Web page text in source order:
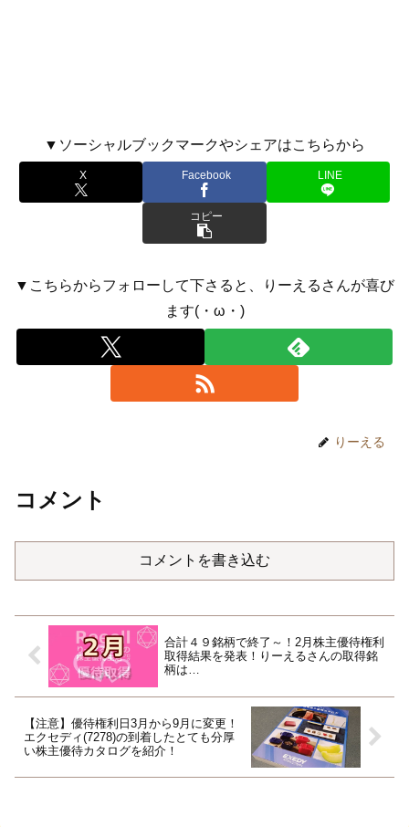
▼ソーシャルブックマークやシェアはこちらから
X Facebook LINE
コピー
▼こちらからフォローして下さると、りーえるさんが喜び
ます(・ω・)
りーえる
コメント
コメントを書き込む
合計４９銘柄で終了～！2月株主優待権利
取得結果を発表！りーえるさんの取得銘
柄は…
【注意】優待権利日3月から9月に変更！
エクセディ(7278)の到着したとても分厚
い株主優待カタログを紹介！